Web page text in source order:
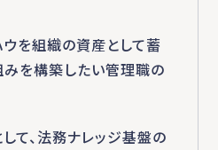
ウを組織の資産として蓄
みを構築したい管理職の
て、法務ナレッジ基盤の